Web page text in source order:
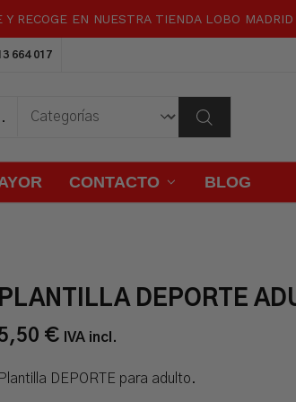
RECOGE EN NUESTRA TIENDA LOBO MADRID
664 017
CONTACTO BLOG
Carrito
PLANTILLA DEPORTE
€ IVA incl.
Plantilla DEPORTE para adulto.